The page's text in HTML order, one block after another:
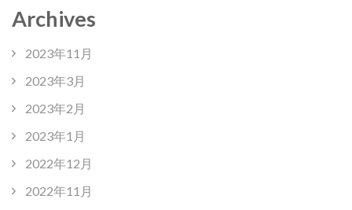
Archives
2023年11月
2023年3月
2023年2月
2023年1月
2022年12月
2022年11月